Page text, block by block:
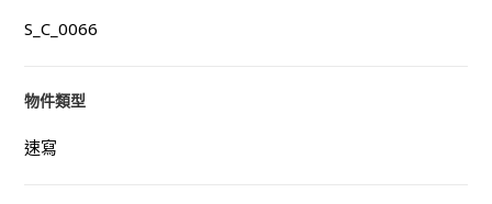
S_C_0066
物件類型
速寫